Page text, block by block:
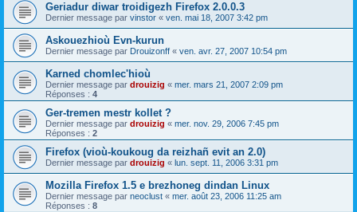
Geriadur diwar troidigezh Firefox 2.0.0.3
Dernier message par vinstor « ven. mai 18, 2007 3:42 pm
Askouezhioù Evn-kurun
Dernier message par Drouizonff « ven. avr. 27, 2007 10:54 pm
Karned chomlec'hioù
Dernier message par drouizig « mer. mars 21, 2007 2:09 pm
Réponses : 4
Ger-tremen mestr kollet ?
Dernier message par drouizig « mer. nov. 29, 2006 7:45 pm
Réponses : 2
Firefox (vioù-koukoug da reizhañ evit an 2.0)
Dernier message par drouizig « lun. sept. 11, 2006 3:31 pm
Mozilla Firefox 1.5 e brezhoneg dindan Linux
Dernier message par neoclust « mer. août 23, 2006 11:25 am
Réponses : 8